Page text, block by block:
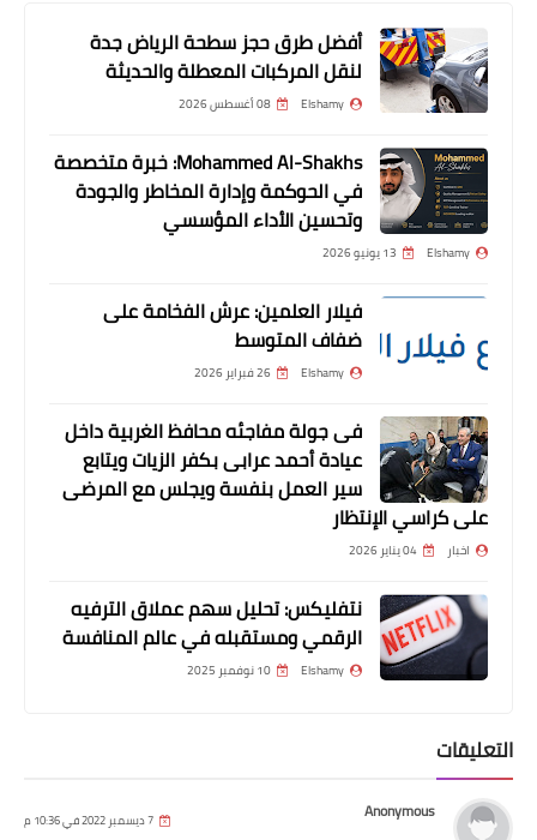
شاهد مباريات كأس العالم 2022
....
حقيقة إصابة إمام عاشور والشناوي في
قناة مفتوحة تنقل مباراة قطر والإكوادور
بافتتاح كأس العالم 2022
أفضل طرق حجز سطحة الرياض جدة
لنقل المركبات المعطلة والحديثة
Elshamy 08 أغسطس 2026
Mohammed Al-Shakhs: خبرة متخصصة
في الحوكمة وإدارة المخاطر والجودة
وتحسين الأداء المؤسسي
Elshamy 13 يونيو 2026
فيلار العلمين: عرش الفخامة على
ضفاف المتوسط
Elshamy 26 فبراير 2026
فى جولة مفاجئه محافظ الغربية داخل
عيادة أحمد عرابى بكفر الزيات ويتابع
سير العمل بنفسة ويجلس مع المرضى
على كراسي الإنتظار
اخبار 04 يناير 2026
نتفليكس: تحليل سهم عملاق الترفيه
الرقمي ومستقبله في عالم المنافسة
Elshamy 10 نوفمبر 2025
التعليقات
Anonymous 7 ديسمبر 2022 في 10:36 م